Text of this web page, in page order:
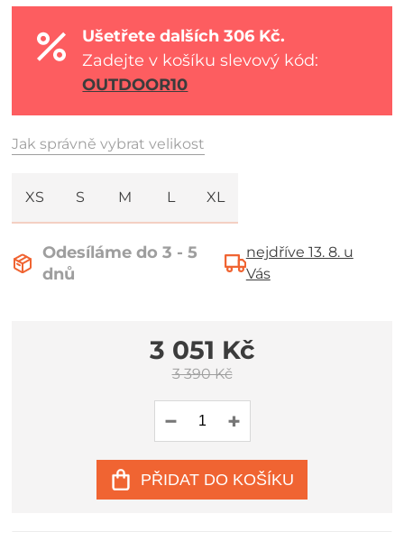
Ušetřete dalších 306 Kč.
Zadejte v košíku slevový kód:
OUTDOOR10
Jak správně vybrat velikost
XS S M L XL
Odesíláme do 3 - 5
dnů
nejdříve 13. 8. u
Vás
3 051 Kč
3 390 Kč
PŘIDAT DO KOŠÍKU